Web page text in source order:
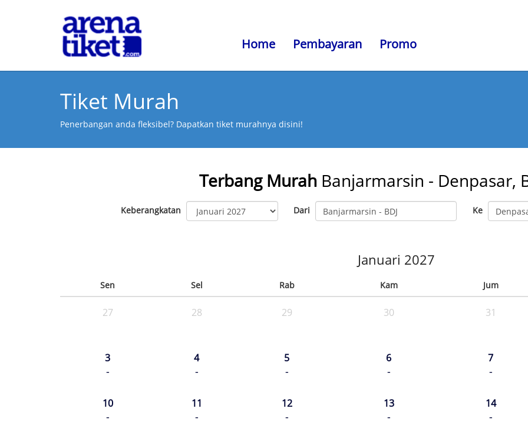
Home Pembayaran Promo
Tiket Murah
Penerbangan anda fleksibel? Dapatkan tiket murahnya disini!
Terbang Murah Banjarmarsin - Denpasar,
Keberangkatan Dari Ke
Januari 2027
Sen Sel Rab Kam Jum
27 28 29 30 31
3
-
4
-
5
-
6
-
7
-
10
-
11
-
12
-
13
-
14
-